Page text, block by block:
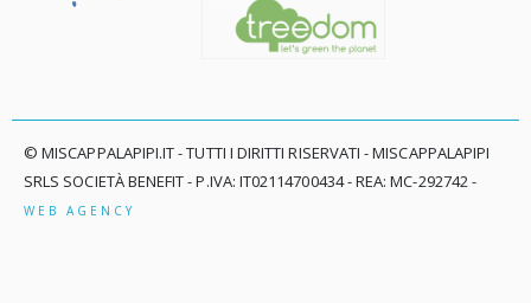
© MISCAPPALAPIPI.IT - TUTTI I DIRITTI RISERVATI - MISCAPPALAPIPI
SRLS SOCIETÀ BENEFIT - P.IVA: IT02114700434 - REA: MC-292742 -
WEB AGENCY